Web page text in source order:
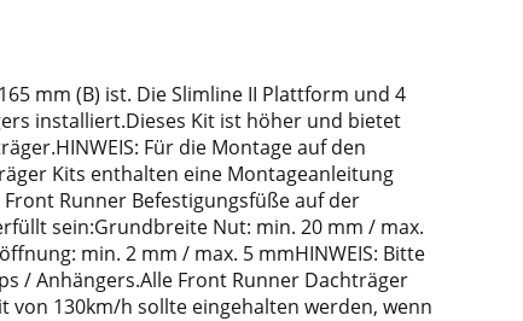
mm (B) ist. Die Slimline II Plattform und 4
installiert.Dieses Kit ist höher und bietet
Für die Montage auf den
Kits enthalten eine Montageanleitung
Runner Befestigungsfüße auf der
sein:Grundbreite Nut: min. 20 mm / max.
min. 2 mm / max. 5 mmHINWEIS: Bitte
/ Anhängers.Alle Front Runner Dachträger
von 130km/h sollte eingehalten werden, wenn